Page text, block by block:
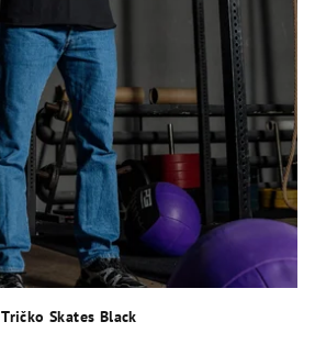
Tričko Skates Black